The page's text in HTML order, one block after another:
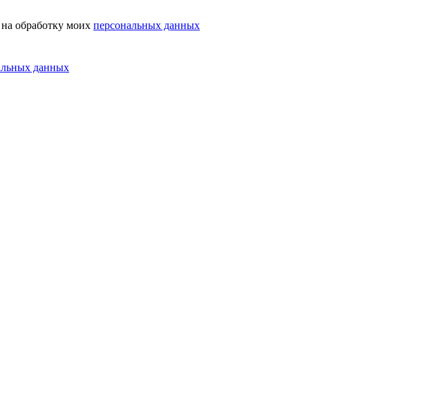
обработку моих персональных данных
данных